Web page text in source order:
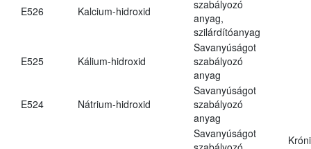
E526 Kalcium-hidroxid
szabályozó
anyag,
szilárdítóanyag
E525 Kálium-hidroxid
Savanyúságot
szabályozó
anyag
E524 Nátrium-hidroxid
Savanyúságot
szabályozó
anyag
Savanyúságot